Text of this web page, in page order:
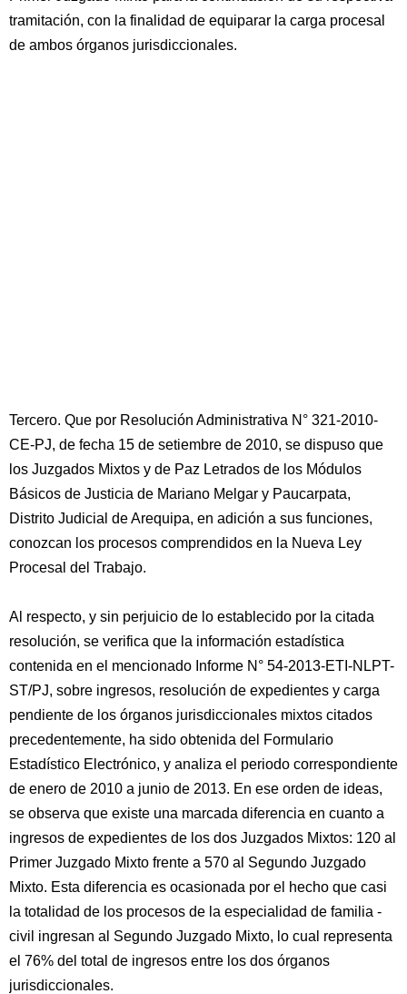
tramitación, con la finalidad de equiparar la carga procesal
de ambos órganos jurisdiccionales.
Tercero. Que por Resolución Administrativa N° 321-2010-
CE-PJ, de fecha 15 de setiembre de 2010, se dispuso que
los Juzgados Mixtos y de Paz Letrados de los Módulos
Básicos de Justicia de Mariano Melgar y Paucarpata,
Distrito Judicial de Arequipa, en adición a sus funciones,
conozcan los procesos comprendidos en la Nueva Ley
Procesal del Trabajo.
Al respecto, y sin perjuicio de lo establecido por la citada
resolución, se verifica que la información estadística
contenida en el mencionado Informe N° 54-2013-ETI-NLPT-
ST/PJ, sobre ingresos, resolución de expedientes y carga
pendiente de los órganos jurisdiccionales mixtos citados
precedentemente, ha sido obtenida del Formulario
Estadístico Electrónico, y analiza el periodo correspondiente
de enero de 2010 a junio de 2013. En ese orden de ideas,
se observa que existe una marcada diferencia en cuanto a
ingresos de expedientes de los dos Juzgados Mixtos: 120 al
Primer Juzgado Mixto frente a 570 al Segundo Juzgado
Mixto. Esta diferencia es ocasionada por el hecho que casi
la totalidad de los procesos de la especialidad de familia -
civil ingresan al Segundo Juzgado Mixto, lo cual representa
el 76% del total de ingresos entre los dos órganos
jurisdiccionales.